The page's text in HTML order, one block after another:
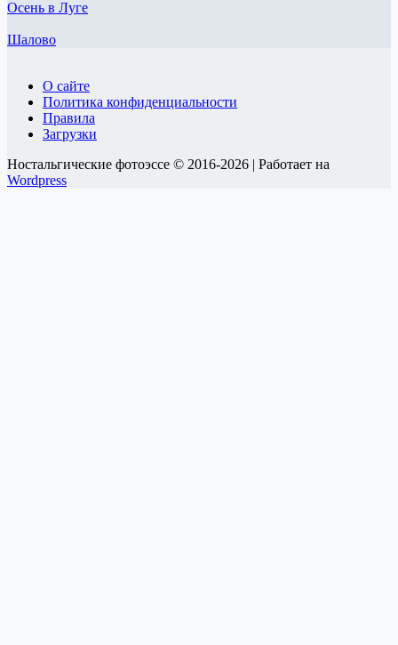
Осень в Луге
Шалово
О сайте
Политика конфиденциальности
Правила
Загрузки
Ностальгические фотоэссе © 2016-2026 | Работает на
Wordpress